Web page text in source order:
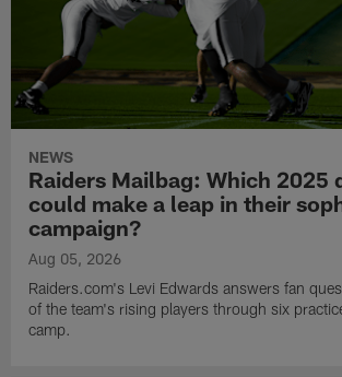
NEWS
Raiders Mailbag: Which 2025
could make a leap in their
campaign?
Aug 05, 2026
Raiders.com's Levi Edwards answers fan
of the team's rising players through six
camp.